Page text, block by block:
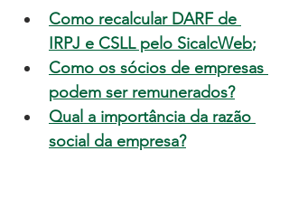
Como recalcular DARF de
IRPJ e CSLL pelo SicalcWeb;
Como os sócios de empresas
podem ser remunerados?
Qual a importância da razão
social da empresa?